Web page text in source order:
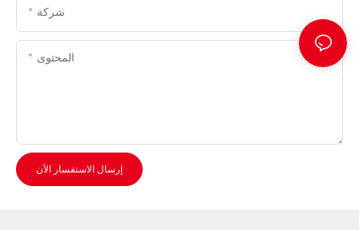
شركة
المحتوى
إرسال الاستفسار الآن